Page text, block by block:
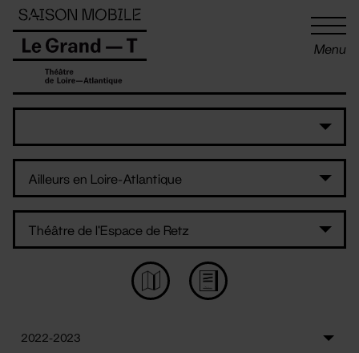
Menu
Panneau de gestion des cookies